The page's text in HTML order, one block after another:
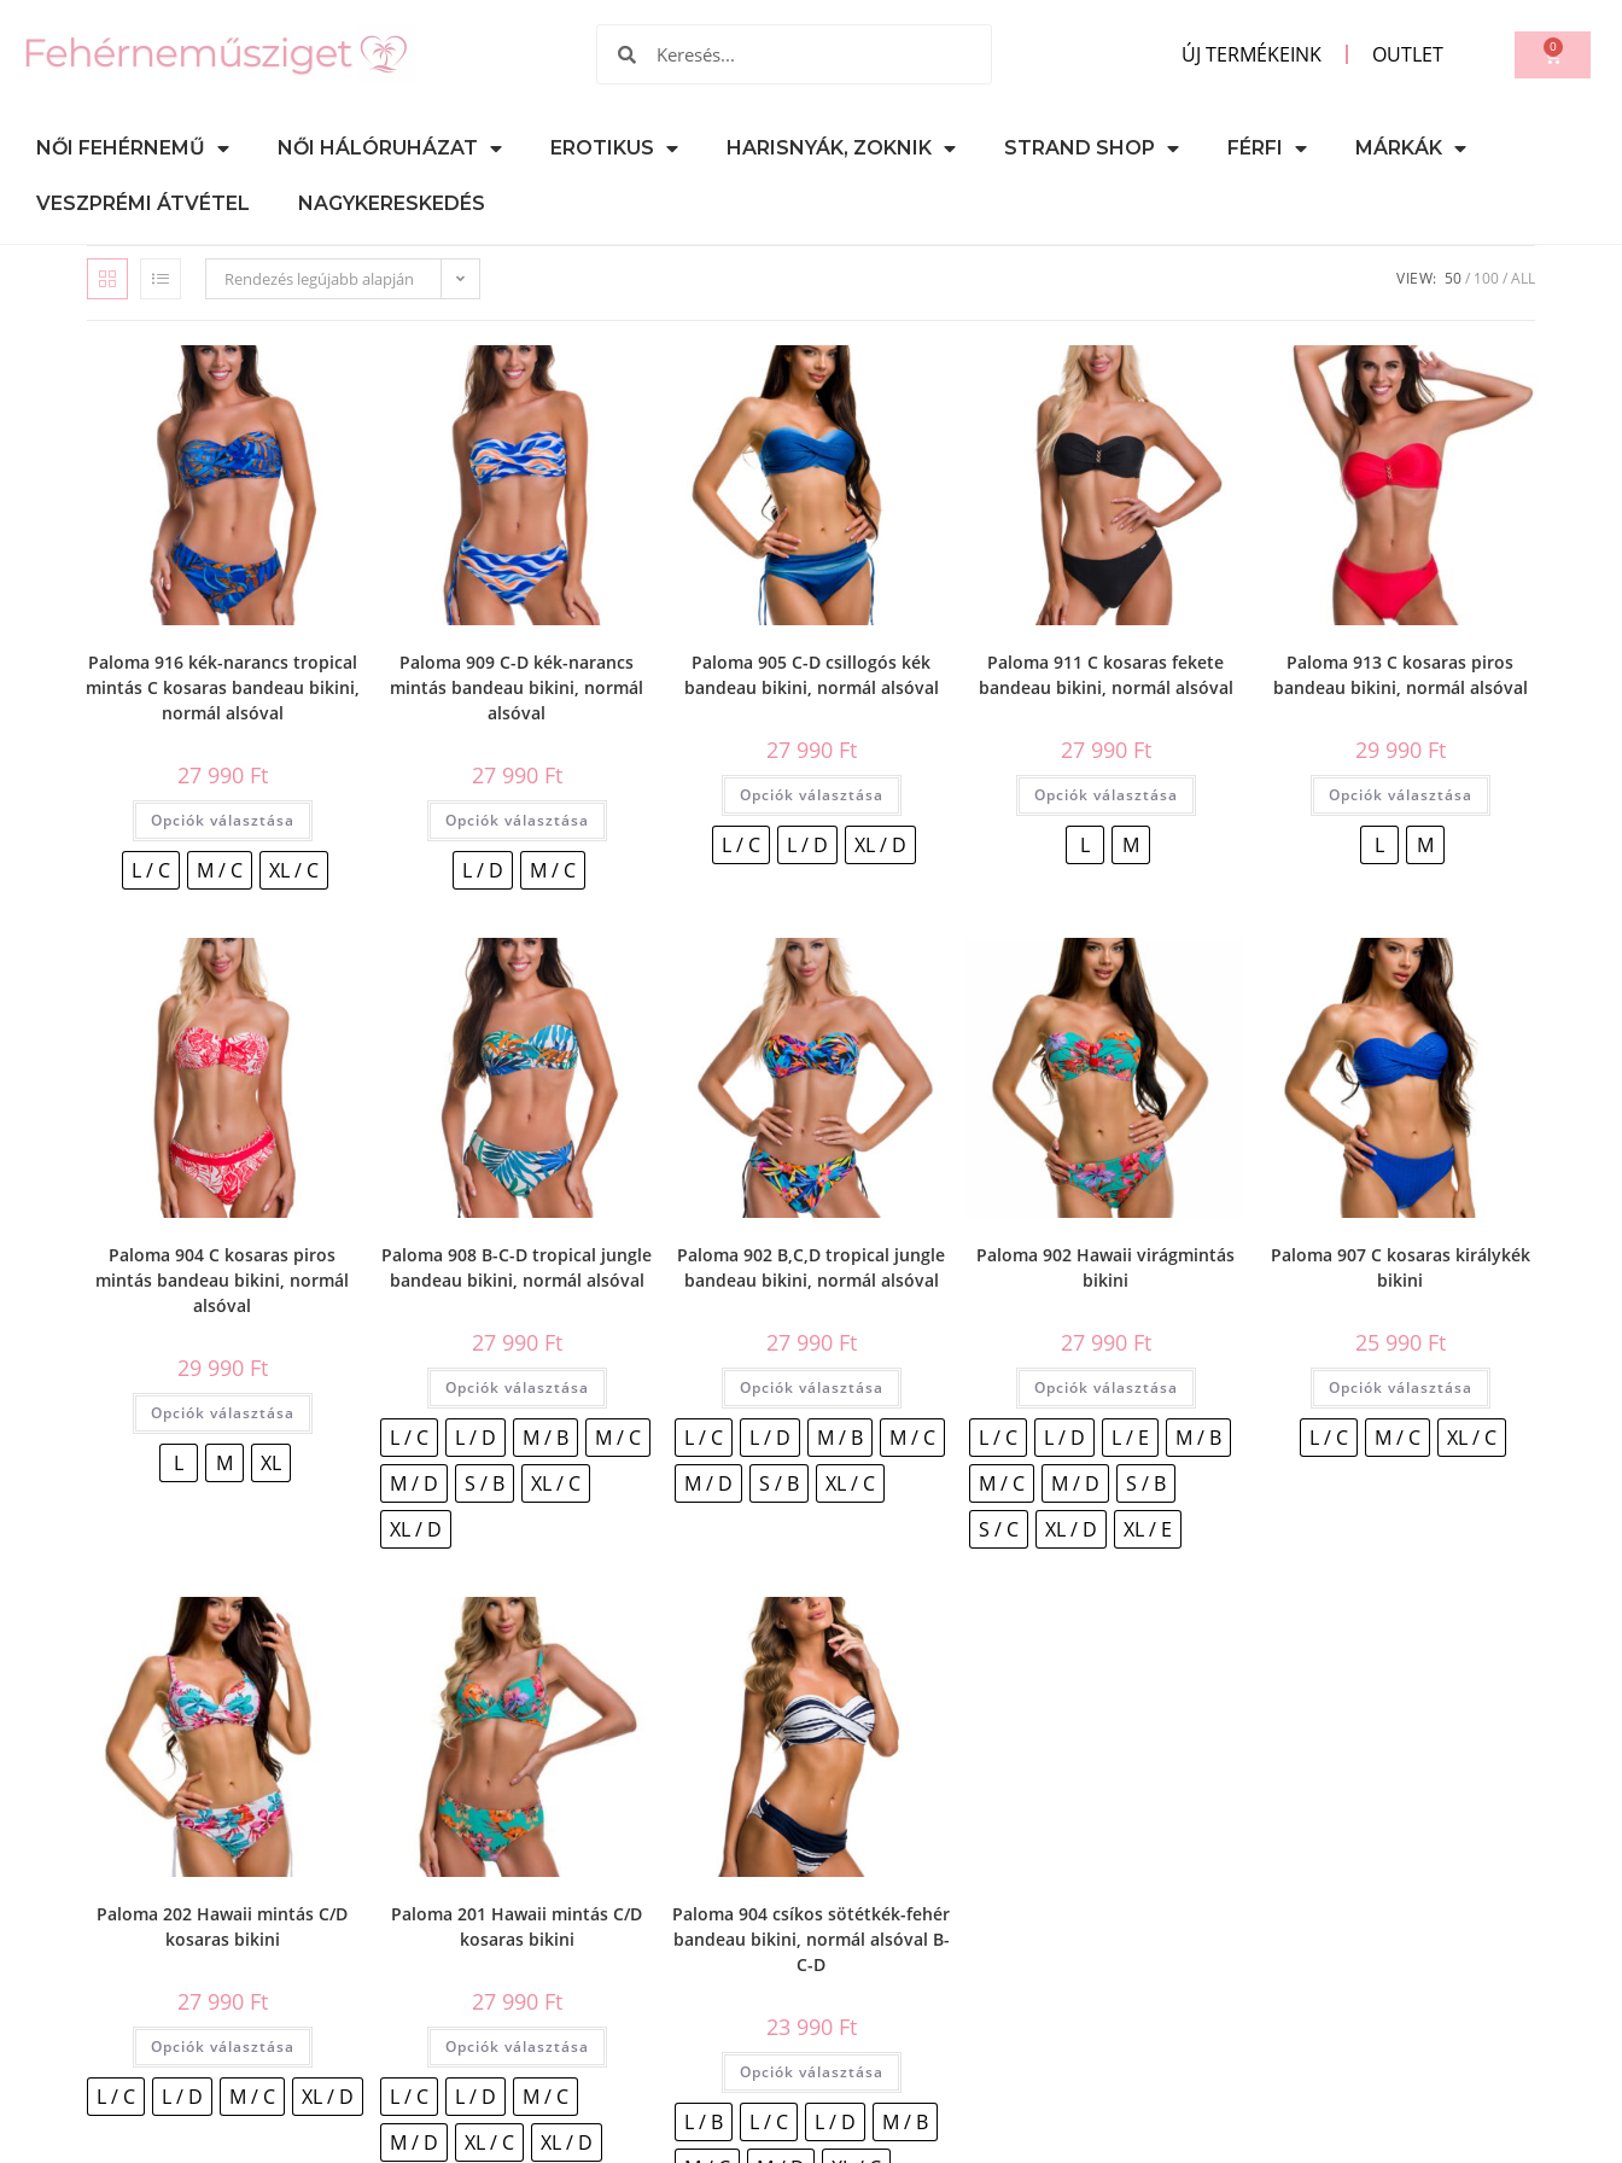
ÚJ TERMÉKEINK OUTLET 0
NŐI FEHÉRNEMŰ NŐI HÁLÓRUHÁZAT EROTIKUS HARISNYÁK, ZOKNIK STRAND SHOP FÉRFI MÁRKÁK
VESZPRÉMI ÁTVÉTEL NAGYKERESKEDÉS
Rendezés legújabb alapján VIEW: 50 100 ALL
Paloma 916 kék-narancs tropical
mintás C kosaras bandeau bikini,
normál alsóval
27 990 Ft
Opciók választása
L / C M / C XL / C
Paloma 909 C-D kék-narancs
mintás bandeau bikini, normál
alsóval
27 990 Ft
Opciók választása
L / D M / C
Paloma 905 C-D csillogós kék
bandeau bikini, normál alsóval
27 990 Ft
Opciók választása
L / C L / D XL / D
Paloma 911 C kosaras fekete
bandeau bikini, normál alsóval
27 990 Ft
Opciók választása
L M
Paloma 913 C kosaras piros
bandeau bikini, normál alsóval
29 990 Ft
Opciók választása
L M
Paloma 904 C kosaras piros
mintás bandeau bikini, normál
alsóval
29 990 Ft
Opciók választása
L M XL
Paloma 908 B-C-D tropical jungle
bandeau bikini, normál alsóval
27 990 Ft
Opciók választása
L / C L / D M / B
M / C
M / D
S / B
XL / C
XL / D
Paloma 902 B,C,D tropical jungle
bandeau bikini, normál alsóval
27 990 Ft
Opciók választása
L / C L / D M / B
M / C
M / D
S / B XL / C
Paloma 902 Hawaii virágmintás
bikini
27 990 Ft
Opciók választása
L / C L / D L / E
M / B
M / C
M / D
S / B
S / C
XL / D XL / E
Paloma 907 C kosaras királykék
bikini
25 990 Ft
Opciók választása
L / C M / C XL / C
Paloma 202 Hawaii mintás C/D
kosaras bikini
27 990 Ft
Opciók választása
L / C L / D M / C XL / D
Paloma 201 Hawaii mintás C/D
kosaras bikini
27 990 Ft
Opciók választása
L / C L / D
M / C
M / D
XL / C XL / D
Paloma 904 csíkos sötétkék-fehér
bandeau bikini, normál alsóval B-
C-D
23 990 Ft
Opciók választása
L / B L / C L / D
M / B